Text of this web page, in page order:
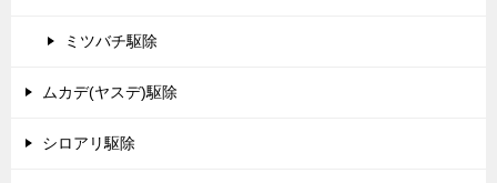
ミツバチ駆除
ムカデ(ヤスデ)駆除
シロアリ駆除